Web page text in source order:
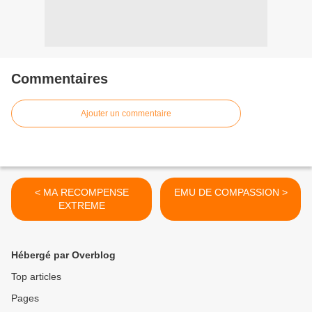
Commentaires
Ajouter un commentaire
< MA RECOMPENSE
EXTREME
EMU DE COMPASSION >
Hébergé par Overblog
Top articles
Pages